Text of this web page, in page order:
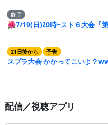
終了
🌺7/19(日)20時~スト６大会『
21日後から 予告
スプラ大会 かかってこいよ？
配信／視聴アプリ